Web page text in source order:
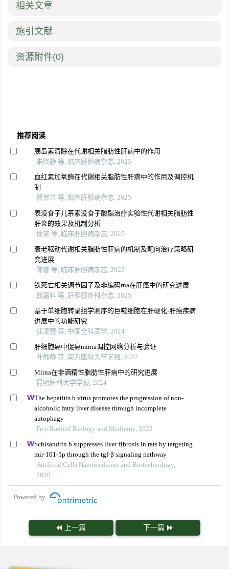
相关文章
施引文献
资源附件(0)
推荐阅读
胰岛素清除在代谢相关脂肪性肝病中的作用
朱晓静 等, 临床肝胆病杂志, 2025
血红素加氧酶在代谢相关脂肪性肝病中的作用及调控机
制
费景兰 等, 临床肝胆病杂志, 2025
表没食子儿茶素没食子酸酯治疗实验性代谢相关脂肪性
肝炎的效果及机制分析
徐笑 等, 临床肝胆病杂志, 2025
衰老驱动代谢相关脂肪性肝病的机制及靶向治疗策略研
究进展
陈睿 等, 临床肝胆病杂志, 2025
铁死亡相关调节因子及非编码rna在肝癌中的研究进展
聂嘉科 等, 肝胆胰外科杂志, 2025
基于单细胞转录组学测序的巨噬细胞在肝硬化-肝癌疾病
进展中的功能研究
任凌萱 等, 中国全科医学, 2024
肝细胞癌中促癌mirna调控网络分析与验证
叶静静 等, 南方医科大学学报, 2022
Mirna在非酒精性脂肪性肝病中的研究进展
昆明医科大学学报, 2024
The hepatitis b virus promotes the progression of non-
alcoholic fatty liver disease through incomplete
autophagy
Free Radical Biology and Medicine, 2023
Schisandrin b suppresses liver fibrosis in rats by targeting
mir-101-5p through the tgf-β signaling pathway
Artificial Cells Nanomedicine and Biotechnology,
2020
Powered by
上一篇 下一篇